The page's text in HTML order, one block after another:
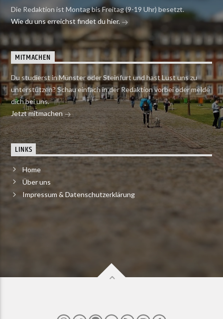
Die Redaktion ist Montag bis Freitag (9-19 Uhr) besetzt.
Wie du uns erreichst findet du hier.
MITMACHEN
Du studierst in Münster oder Steinfurt und hast Lust uns zu
unterstützen? Schau einfach in der Redaktion vorbei oder melde
dich bei uns.
Jetzt mitmachen
LINKS
Home
Über uns
Impressum & Datenschutzerklärung